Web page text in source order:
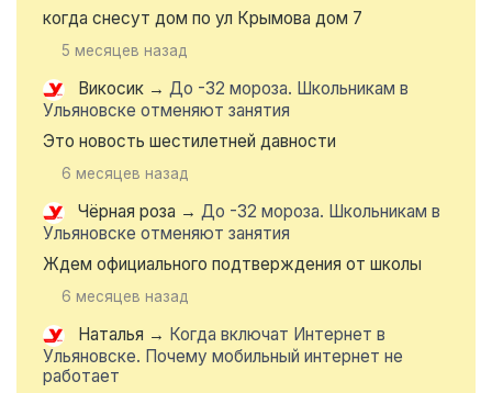
когда снесут дом по ул Крымова дом 7
5 месяцев назад
Викосик → До -32 мороза. Школьникам в
Ульяновске отменяют занятия
Это новость шестилетней давности
6 месяцев назад
Чёрная роза → До -32 мороза. Школьникам в
Ульяновске отменяют занятия
Ждем официального подтверждения от школы
6 месяцев назад
Наталья → Когда включат Интернет в
Ульяновске. Почему мобильный интернет не
работает